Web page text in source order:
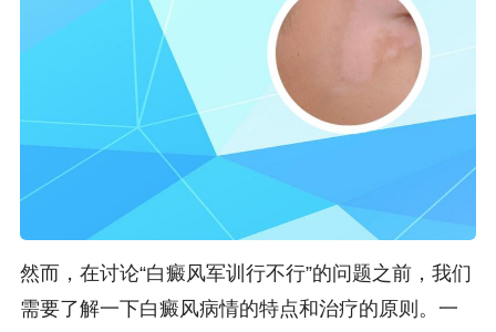
然而，在讨论“白癜风军训行不行”的问题之前，我们
需要了解一下白癜风病情的特点和治疗的原则。一